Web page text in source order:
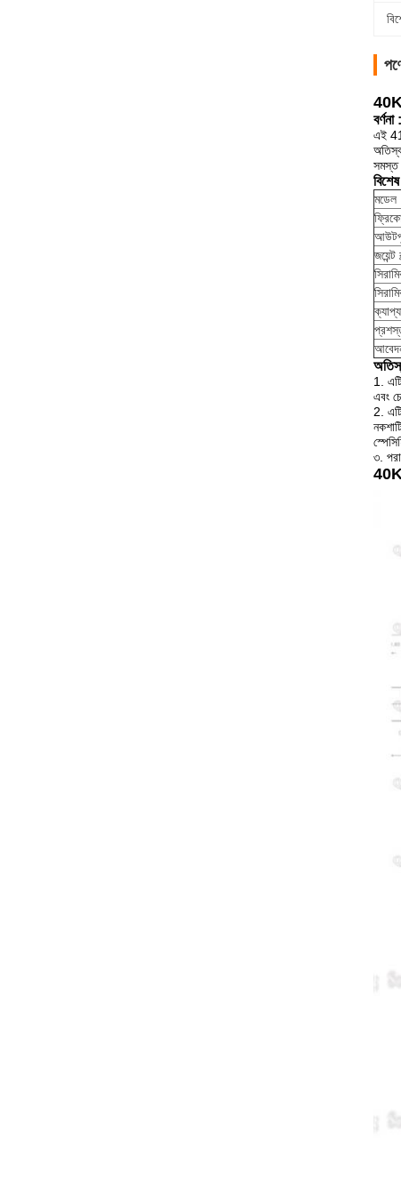
বর্ণনা :
এই 41
সমস্ত
মডেল
জয়েন্ট
1.
এবং
2.
৩.